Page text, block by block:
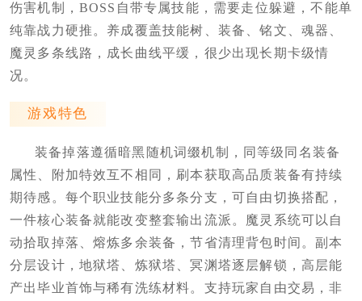
伤害机制，BOSS自带专属技能，需要走位躲避，不能单
纯靠战力硬推。养成覆盖技能树、装备、铭文、魂器、
魔灵多条线路，成长曲线平缓，很少出现长期卡级情
况。
游戏特色
装备掉落遵循暗黑随机词缀机制，同等级同名装备
属性、附加特效互不相同，刷本获取高品质装备有持续
期待感。每个职业技能分多条分支，可自由切换搭配，
一件核心装备就能改变整套输出流派。魔灵系统可以自
动拾取掉落、熔炼多余装备，节省清理背包时间。副本
分层设计，地狱塔、炼狱塔、冥渊塔逐层解锁，高层能
产出毕业首饰与稀有洗练材料。支持玩家自由交易，非